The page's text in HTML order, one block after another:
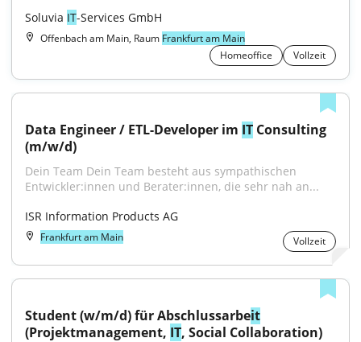
Soluvia IT-Services GmbH
Offenbach am Main, Raum Frankfurt am Main
Homeoffice
Vollzeit
Data Engineer / ETL-Developer im IT Consulting
(m/w/d)
Dein Team Dein Team besteht aus sympathischen
Entwickler:innen und Berater:innen, die sehr nah an...
ISR Information Products AG
Frankfurt am Main Vollzeit
Student (w/m/d) für Abschlussarbeit
(Projektmanagement, IT, Social Collaboration)